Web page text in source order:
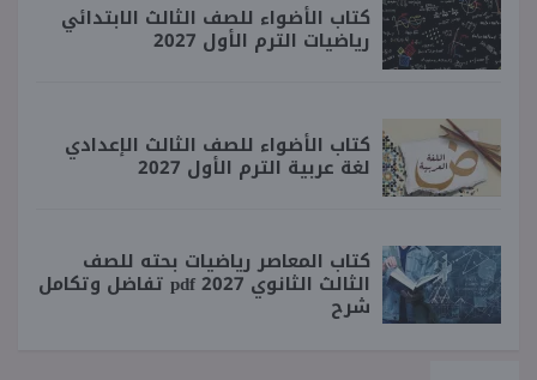
كتاب الأضواء للصف الثالث الابتدائي
رياضيات الترم الأول 2027
كتاب الأضواء للصف الثالث الإعدادي
لغة عربية الترم الأول 2027
كتاب المعاصر رياضيات بحته للصف
الثالث الثانوي 2027 pdf تفاضل وتكامل
شرح